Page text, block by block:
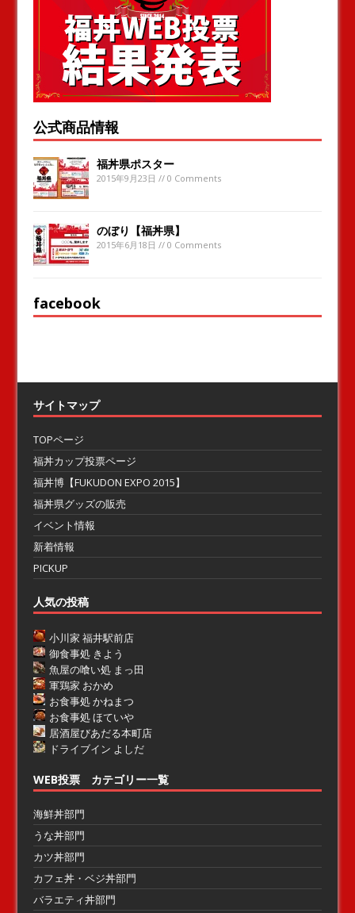
公式商品情報
福丼県ポスター
2015年9月23日 // 0 Comments
のぼり【福丼県】
2015年6月18日 // 0 Comments
facebook
サイトマップ
TOPページ
福丼カップ投票ページ
福丼博【FUKUDON EXPO 2015】
福丼県グッズの販売
イベント情報
新着情報
PICKUP
人気の投稿
小川家 福井駅前店
御食事処 きよう
魚屋の喰い処 まっ田
軍鶏家 おかめ
お食事処 かねまつ
お食事処 ほていや
居酒屋びあだる本町店
ドライブイン よしだ
WEB投票 カテゴリー一覧
海鮮丼部門
うな丼部門
カツ丼部門
カフェ丼・ベジ丼部門
バラエティ丼部門